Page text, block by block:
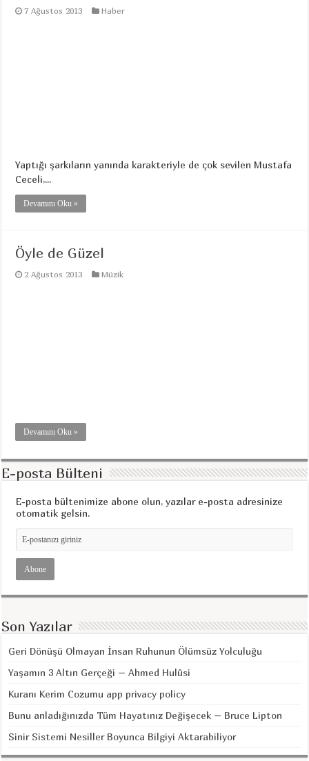
7 Ağustos 2013 Haber
Yaptığı şarkıların yanında karakteriyle de çok sevilen Mustafa
Ceceli,...
Devamını Oku »
Öyle de Güzel
2 Ağustos 2013 Müzik
Devamını Oku »
E-posta Bülteni
E-posta bültenimize abone olun, yazılar e-posta adresinize
otomatik gelsin.
Son Yazılar
Geri Dönüşü Olmayan İnsan Ruhunun Ölümsüz Yolculuğu
Yaşamın 3 Altın Gerçeği – Ahmed Hulûsi
Kuranı Kerim Cozumu app privacy policy
Bunu anladığınızda Tüm Hayatınız Değişecek – Bruce Lipton
Sinir Sistemi Nesiller Boyunca Bilgiyi Aktarabiliyor